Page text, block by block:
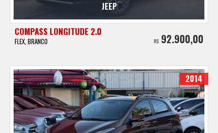
JEEP
COMPASS LONGITUDE 2.0
FLEX, BRANCO R$ 92.900,00
2014